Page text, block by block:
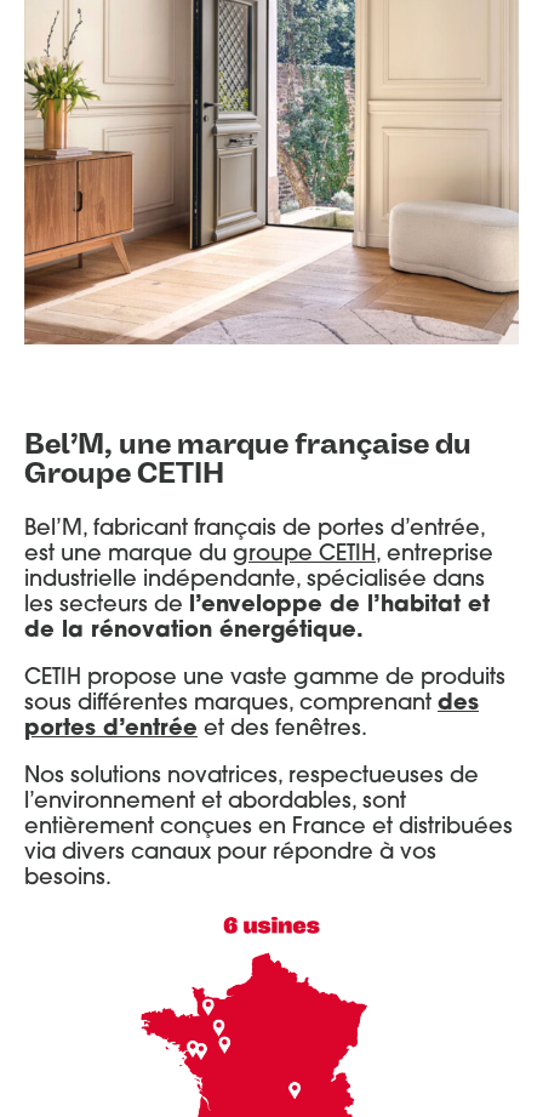
Bel’M, une marque française du
Groupe CETIH
Bel’M, fabricant français de portes d’entrée,
est une marque du groupe CETIH, entreprise
industrielle indépendante, spécialisée dans
les secteurs de l’enveloppe de l’habitat et
de la rénovation énergétique.
CETIH propose une vaste gamme de produits
sous différentes marques, comprenant des
portes d’entrée et des fenêtres.
Nos solutions novatrices, respectueuses de
l’environnement et abordables, sont
entièrement conçues en France et distribuées
via divers canaux pour répondre à vos
besoins.